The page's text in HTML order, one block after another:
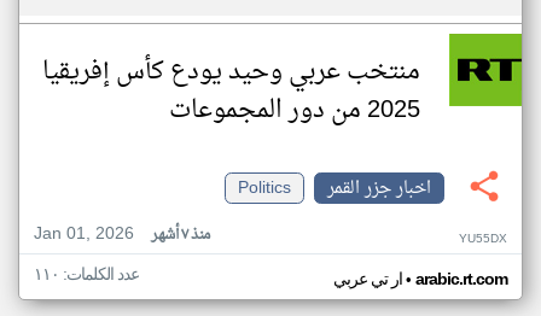
منتخب عربي وحيد يودع كأس إفريقيا
2025 من دور المجموعات
اخبار جزر القمر
Politics
Jan 01, 2026
منذ ٧ أشهر YU55DX
ار تي عربي• arabic.rt.com عدد الكلمات: ١١٠